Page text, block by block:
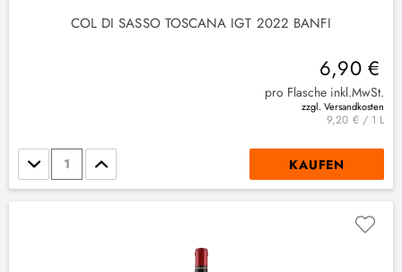
COL DI SASSO TOSCANA IGT 2022 BANFI
6,90 €
pro Flasche inkl.MwSt.
zzgl. Versandkosten
9,20 € / 1 L
Stückzahl KAUFEN